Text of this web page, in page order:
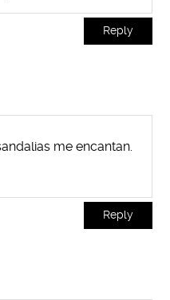
Reply
me encantan.
Reply